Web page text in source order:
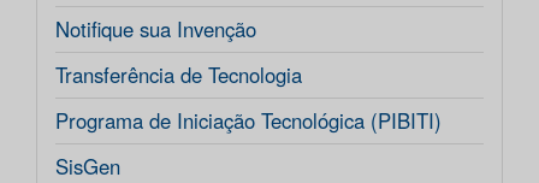
Notifique sua Invenção
Transferência de Tecnologia
Programa de Iniciação Tecnológica (PIBITI)
SisGen